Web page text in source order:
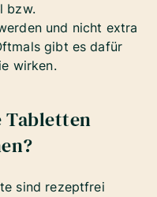
bzw.
und nicht extra
gibt es dafür
wirken.
Tabletten
sind rezeptfrei